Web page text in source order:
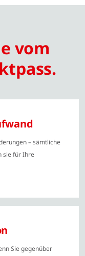
vom
– sämtliche
sie für Ihre
Sie gegenüber